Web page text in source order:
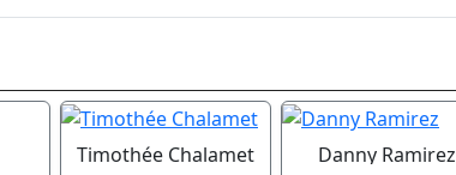
Timothée Chalamet Danny Ramirez